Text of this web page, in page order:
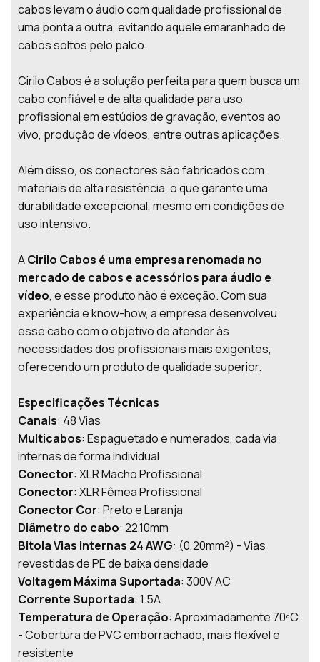
cabos levam o áudio com qualidade profissional de
uma ponta a outra, evitando aquele emaranhado de
cabos soltos pelo palco.
Cirilo Cabos é a solução perfeita para quem busca um
cabo confiável e de alta qualidade para uso
profissional em estúdios de gravação, eventos ao
vivo, produção de vídeos, entre outras aplicações.
Além disso, os conectores são fabricados com
materiais de alta resistência, o que garante uma
durabilidade excepcional, mesmo em condições de
uso intensivo.
ACirilo Cabos é uma empresa renomada no
mercado de cabos e acessórios para áudio e
vídeo, e esse produto não é exceção. Com sua
experiência e know-how, a empresa desenvolveu
esse cabo com o objetivo de atender às
necessidades dos profissionais mais exigentes,
oferecendo um produto de qualidade superior.
Especificações Técnicas
Canais: 48 Vias
Multicabos: Espaguetado e numerados, cada via
internas de forma individual
Conector: XLR Macho Profissional
Conector: XLR Fêmea Profissional
Conector Cor: Preto e Laranja
Diâmetro do cabo: 22,10mm
Bitola Vias internas 24 AWG: (0,20mm²) - Vias
revestidas de PE de baixa densidade
Voltagem Máxima Suportada: 300V AC
Corrente Suportada: 1.5A
Temperatura de Operação: Aproximadamente 70ºC
- Cobertura de PVC emborrachado, mais flexível e
resistente